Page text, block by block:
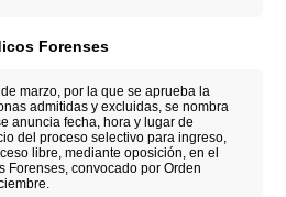
Forenses
marzo, por la que se aprueba la
admitidas y excluidas, se nombra
anuncia fecha, hora y lugar de
del proceso selectivo para ingreso,
libre, mediante oposición, en el
Forenses, convocado por Orden